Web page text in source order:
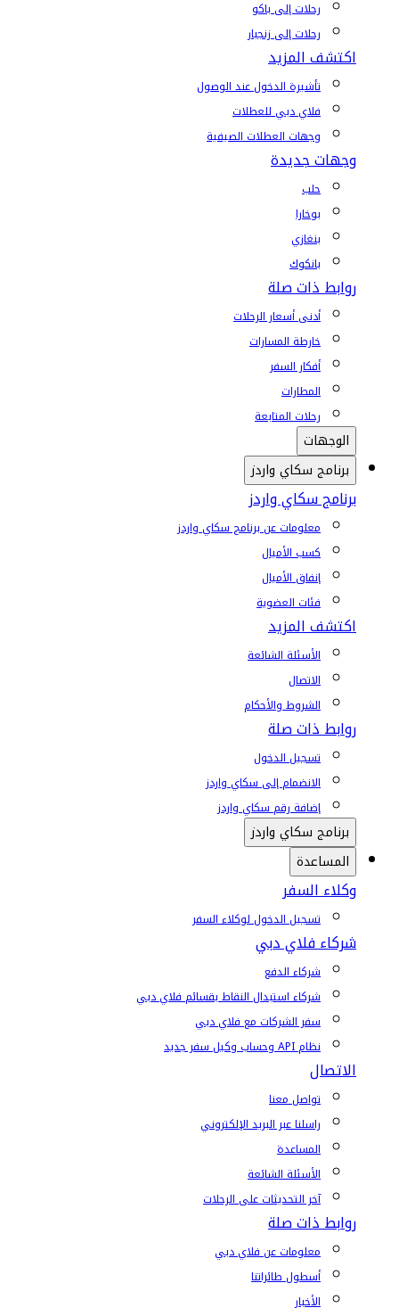
رحلات إلى باكو
رحلات إلى زنجبار
اكتشف المزيد
تأشيرة الدخول عند الوصول
فلاي دبي للعطلات
وجهات العطلات الصيفية
وجهات جديدة
حلب
بوخارا
بنغازي
بانكوك
روابط ذات صلة
أدنى أسعار الرحلات
خارطة المسارات
أفكار السفر
المطارات
رحلات المتابعة
الوجهات
برنامج سكاي واردز
برنامج سكاي واردز
معلومات عن برنامج سكاي واردز
كسب الأميال
إنفاق الأميال
فئات العضوية
اكتشف المزيد
الأسئلة الشائعة
الاتصال
الشروط والأحكام
روابط ذات صلة
تسجيل الدخول
الانضمام إلى سكاي واردز
إضافة رقم سكاي واردز
برنامج سكاي واردز
المساعدة
وكلاء السفر
تسجيل الدخول لوكلاء السفر
شركاء فلاي دبي
شركاء الدفع
شركاء استبدال النقاط بقسائم فلاي دبي
سفر الشركات مع فلاي دبي
نظام API وحساب وكيل سفر جديد
الاتصال
تواصل معنا
راسلنا عبر البريد الإلكتروني
المساعدة
الأسئلة الشائعة
آخر التحديثات على الرحلات
روابط ذات صلة
معلومات عن فلاي دبي
أسطول طائراتنا
الأخبار